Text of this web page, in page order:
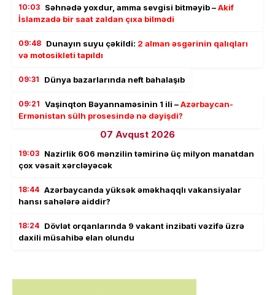
10:03 Səhnədə yoxdur, amma sevgisi bitməyib –Akif
İslamzadə bir saat zaldan çıxa bilmədi
09:48 Dunayın suyu çəkildi: 2 alman əsgərinin qalıqları
və motosikleti tapıldı
09:31 Dünya bazarlarında neft bahalaşıb
09:21 Vaşinqton Bəyannaməsinin 1 ili –Azərbaycan-
Ermənistan sülh prosesində nə dəyişdi?
07 Avqust 2026
19:03 Nazirlik 606 mənzilin təmirinə üç milyon manatdan
çox vəsait xərcləyəcək
18:44 Azərbaycanda yüksək əməkhaqqlı vakansiyalar
hansı sahələrə aiddir?
18:24 Dövlət orqanlarında 9 vakant inzibati vəzifə üzrə
daxili müsahibə elan olundu